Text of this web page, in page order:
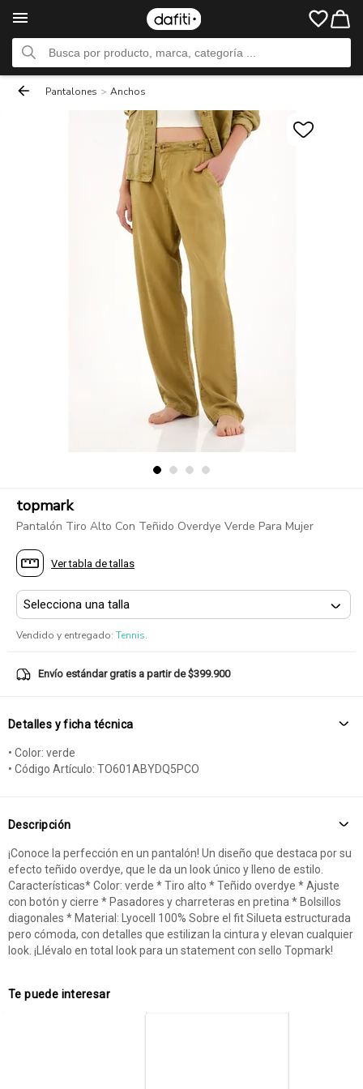
Pantalones > Anchos
topmark
Pantalón Tiro Alto Con Teñido Overdye Verde Para Mujer
Ver tabla de tallas
Vendido y entregado: Tennis.
Envío estándar gratis a partir de $399.900
Detalles y ficha técnica
• Color: verde
• Código Artículo: TO601ABYDQ5PCO
Descripción
¡Conoce la perfección en un pantalón! Un diseño que destaca por su
efecto teñido overdye, que le da un look único y lleno de estilo.
Características* Color: verde * Tiro alto * Teñido overdye * Ajuste
con botón y cierre * Pasadores y charreteras en pretina * Bolsillos
diagonales * Material: Lyocell 100% Sobre el fit Silueta estructurada
pero cómoda, con detalles que estilizan la cintura y elevan cualquier
look. ¡Llévalo en total look para un statement con sello Topmark!
Te puede interesar